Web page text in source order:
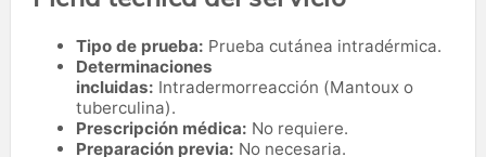
Tipo de prueba: Prueba cutánea intradérmica.
Determinaciones
incluidas: Intradermorreacción (Mantoux o
tuberculina).
Prescripción médica: No requiere.
Preparación previa: No necesaria.